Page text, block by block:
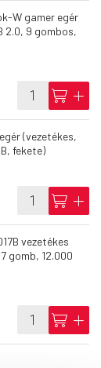
W gamer egér
2.0, 9 gombos,
cart add
(vezetékes,
fekete)
cart add
vezetékes
gomb, 12.000
cart add